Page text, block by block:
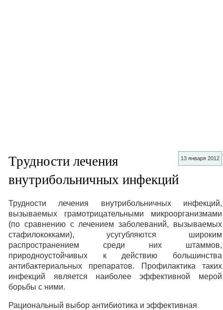
13 января 2012
Трудности лечения
внутрибольничных инфекций
Трудности лечения внутрибольничных инфекций,
вызываемых грамотрицательными микроорганизмами
(по сравнению с лечением заболеваний, вызываемых
стафилококками), усугубляются широким
распространением среди них штаммов,
природноустойчивых к действию большинства
антибактериальных препаратов. Профилактика таких
инфекций является наиболее эффективной мерой
борьбы с ними.
Рациональный выбор антибиотика и эффективная